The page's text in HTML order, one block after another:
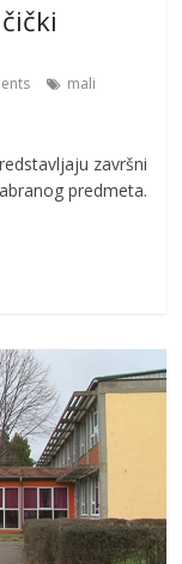
mali
završni
predmeta.